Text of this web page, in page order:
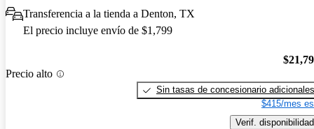
Transferencia a la tienda a Denton, TX
El precio incluye envío de $1,799
Precio alto
Sin tasas de concesionario adicionales
$415/mes
Verif. disponibilidad